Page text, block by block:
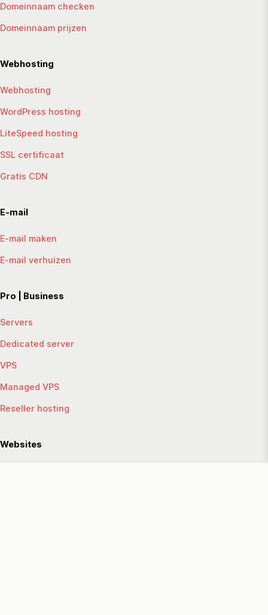
Domeinnaam checken
Domeinnaam prijzen
Webhosting
Webhosting
WordPress hosting
LiteSpeed hosting
SSL certificaat
Gratis CDN
E-mail
E-mail maken
E-mail verhuizen
Pro | Business
Servers
Dedicated server
VPS
Managed VPS
Reseller hosting
Websites